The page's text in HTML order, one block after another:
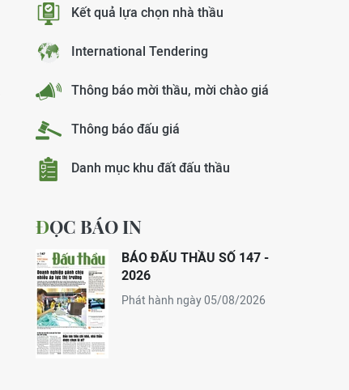
Kết quả lựa chọn nhà thầu
International Tendering
Thông báo mời thầu, mời chào giá
Thông báo đấu giá
Danh mục khu đất đấu thầu
ĐỌC BÁO IN
BÁO ĐẤU THẦU SỐ 147 -
2026
Phát hành ngày 05/08/2026